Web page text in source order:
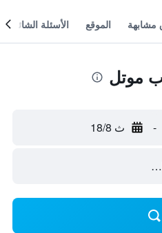
مشابهة الموقع الأسئلة الشائعة
موتل
- ث 18/8